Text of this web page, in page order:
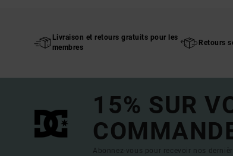
Livraison et retours gratuits pour les
membres
Retours
15% SUR
Abonnez-vous pour recevoir nos